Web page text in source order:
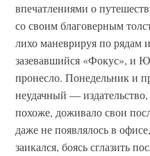
впечатлениями о
со своим благоверным
лихо маневрируя по рядам
зазевавшийся «Фокус», и
пронесло. Понедельник и
неудачный —
похоже, доживало свои
даже не появлялось в
заикался, боясь сглазить